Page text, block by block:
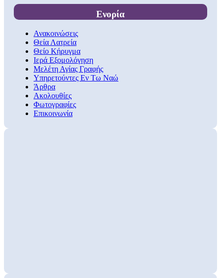
Ενορία
Ανακοινώσεις
Θεία Λατρεία
Θείο Κήρυγμα
Ιερά Εξομολόγηση
Μελέτη Αγίας Γραφής
Υπηρετούντες Εν Τω Ναώ
Άρθρα
Ακολουθίες
Φωτογραφίες
Επικοινωνία